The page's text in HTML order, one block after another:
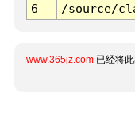
6
/source/
www.365jz.com 已经将